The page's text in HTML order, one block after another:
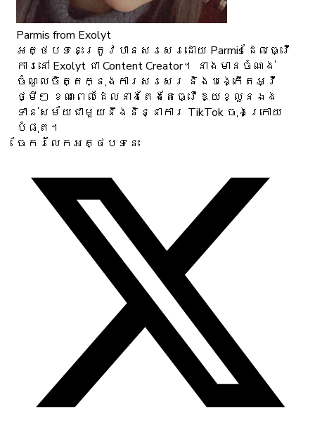
Parmis from Exolyt
អត្ថបទនេះត្រូវបានសរសេរដោយ Parmis ដែលធ្វើ
ការនៅ Exolyt ជា Content Creator។ នាងមានចំណង់
ចំណូលចិត្តក្នុងការសរសេរ និងបង្កើតអ្វី
ថ្មីៗ ខណៈពេលដែលនាងតែងតែធ្វើឱ្យខ្លួនឯង
ទាន់សម័យជាមួយនឹងនិន្នាការ TikTok ចុងក្រោយ
បំផុត។
ចែករំលែកអត្ថបទនេះ